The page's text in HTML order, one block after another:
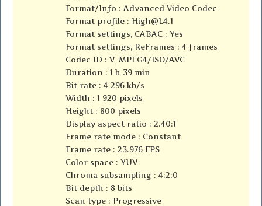
Format/Info : Advanced Video Codec
Format profile :High@L4.1
Format settings, CABAC : Yes
Format settings, ReFrames : 4 frames
Codec ID : V_MPEG4/ISO/AVC
Duration : 1 h 39 min
Bit rate : 4 296 kb/s
Width : 1 920 pixels
Height : 800 pixels
Display aspect ratio : 2.40:1
Frame rate mode : Constant
Frame rate : 23.976 FPS
Color space : YUV
Chroma subsampling : 4:2:0
Bit depth : 8 bits
Scan type : Progressive